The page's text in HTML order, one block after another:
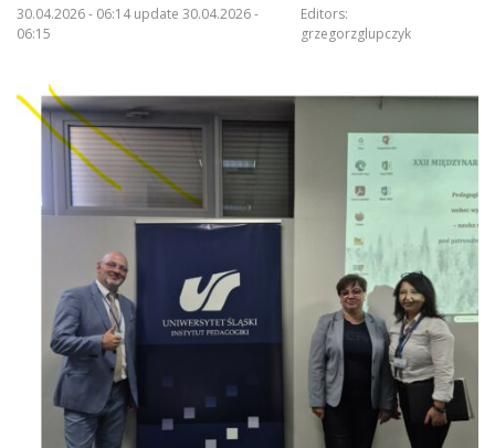
30.04.2026 - 06:14 update 30.04.2026 -
06:15
Editors:
grzegorzglupczyk